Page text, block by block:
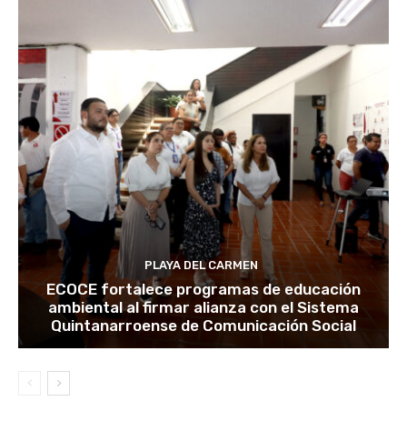
PLAYA DEL CARMEN
ECOCE fortalece programas de educación
ambiental al firmar alianza con el Sistema
Quintanarroense de Comunicación Social